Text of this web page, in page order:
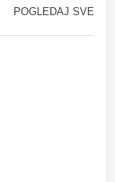
POGLEDAJ SVE